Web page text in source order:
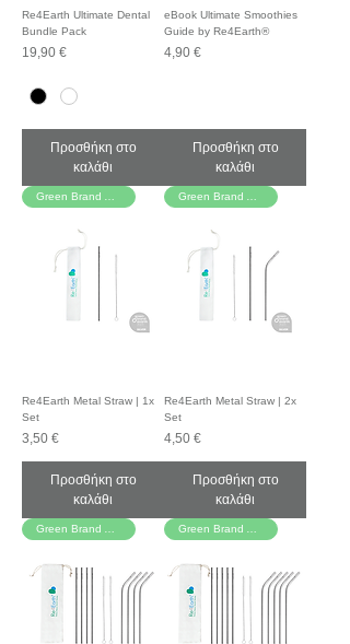
Re4Earth Ultimate Dental
Bundle Pack
Τιμή
19,90 €
Προσθήκη στο
καλάθι
eBook Ultimate Smoothies
Guide by Re4Earth®
Τιμή
4,90 €
Προσθήκη στο
καλάθι
Re4Earth Metal Straw | 1x
Set
Τιμή
3,50 €
Προσθήκη στο
καλάθι
Re4Earth Metal Straw | 2x
Set
Τιμή
4,50 €
Προσθήκη στο
καλάθι